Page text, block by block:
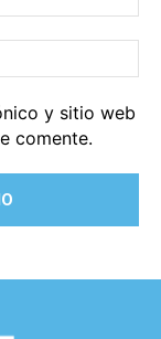
y sitio web
comente.